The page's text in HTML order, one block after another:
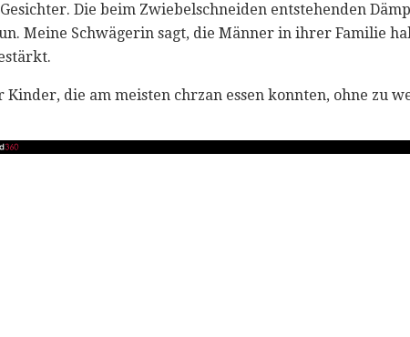
Die beim Zwiebelschneiden entstehenden
Meine Schwägerin sagt, die Männer in ihrer Familie
Kinder, die am meisten chrzan essen konnten, ohne zu